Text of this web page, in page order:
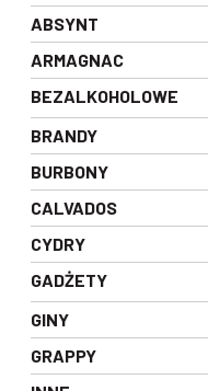
ABSYNT
ARMAGNAC
BEZALKOHOLOWE
BRANDY
BURBONY
CALVADOS
CYDRY
GADŻETY
GINY
GRAPPY